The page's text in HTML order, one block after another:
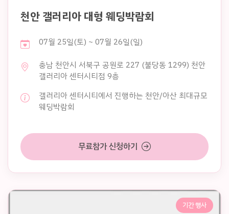
천안 갤러리아 대형 웨딩박람회
07월 25일(토) ~ 07월 26일(일)
충남 천안시 서북구 공원로 227 (불당동 1299) 천안
갤러리아 센터시티점 9층
갤러리아 센터시티에서 진행하는 천안/아산 최대규모
웨딩박람회
무료참가 신청하기
기간 행사